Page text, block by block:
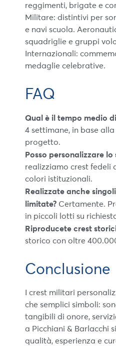
reggimenti, brigate e
Militare: distintivi per
e navi scuola.
squadriglie e gruppi
Internazionali:
medaglie celebrative.
FAQ
Qual è il tempo medio
4 settimane, in base
progetto.
Posso personalizzare
realizziamo crest fedeli
colori istituzionali.
Realizzate anche
limitate? Certamente.
in piccoli lotti su
Riproducete crest
storico con oltre
Conclusione
I crest militari
che semplici simboli:
tangibili di onore,
a Picchiani & Barlacchi
qualità, esperienza e